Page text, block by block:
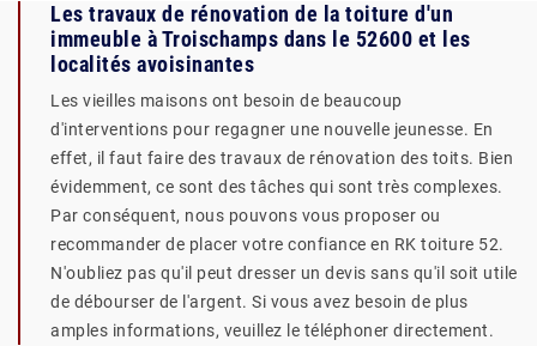
Les travaux de rénovation de la toiture d'un
immeuble à Troischamps dans le 52600 et les
localités avoisinantes
Les vieilles maisons ont besoin de beaucoup
d'interventions pour regagner une nouvelle jeunesse. En
effet, il faut faire des travaux de rénovation des toits. Bien
évidemment, ce sont des tâches qui sont très complexes.
Par conséquent, nous pouvons vous proposer ou
recommander de placer votre confiance en RK toiture 52.
N'oubliez pas qu'il peut dresser un devis sans qu'il soit utile
de débourser de l'argent. Si vous avez besoin de plus
amples informations, veuillez le téléphoner directement.